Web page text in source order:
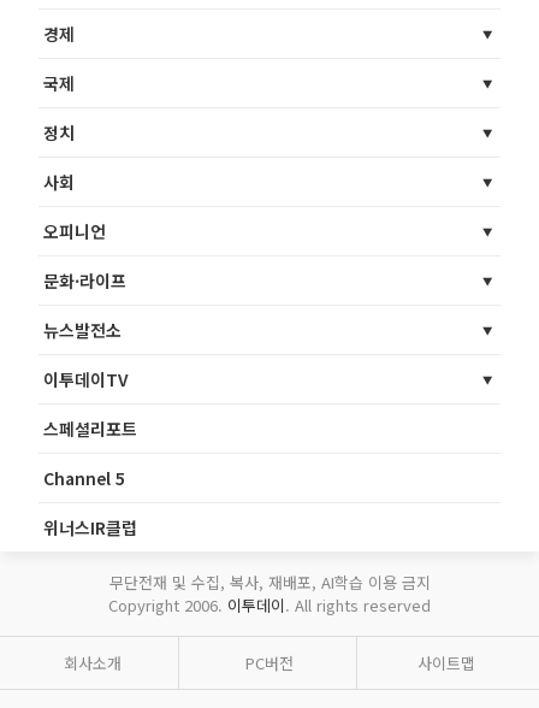
경제
국제
정치
사회
오피니언
문화·라이프
뉴스발전소
이투데이TV
스페셜리포트
Channel 5
위너스IR클럽
무단전재 및 수집, 복사, 재배포, AI학습 이용 금지
Copyright 2006. 이투데이. All rights reserved
회사소개 PC버전 사이트맵